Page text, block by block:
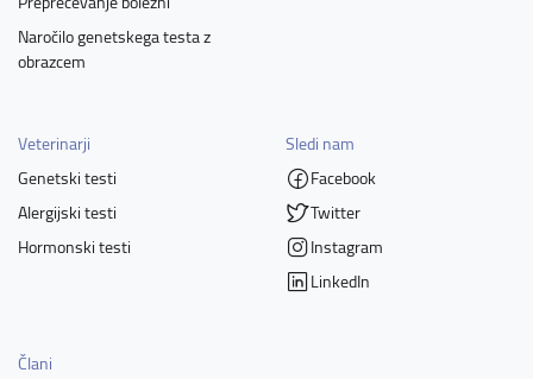
Naročilo genetskega testa z
obrazcem
Veterinarji
Genetski testi
Alergijski testi
Hormonski testi
Sledi nam
Facebook
Twitter
Instagram
LinkedIn
Člani